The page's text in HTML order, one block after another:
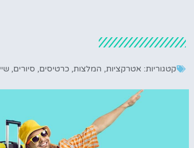
קטגוריות: אטרקציות, המלצות, כרטיסים, סיורים,